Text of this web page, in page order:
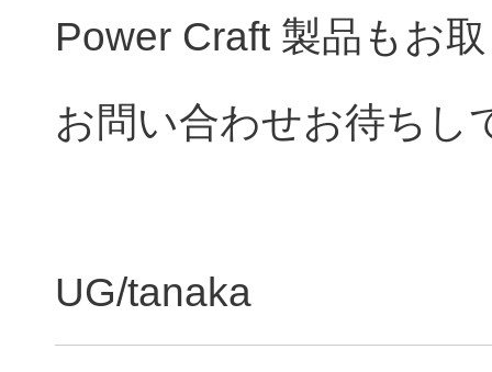
Power Craft 製品もお
お問い合わせお待ちし
UG/tanaka